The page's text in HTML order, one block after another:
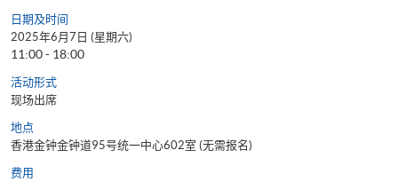
日期及时间
2025年6月7日 (星期六)
11:00 - 18:00
活动形式
现场出席
地点
香港金钟金钟道95号统一中心602室 (无需报名)
费用